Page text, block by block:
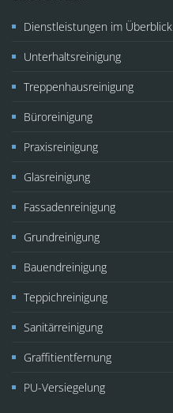
Dienstleistungen im Überblick
Unterhaltsreinigung
Treppenhausreinigung
Büroreinigung
Praxisreinigung
Glasreinigung
Fassadenreinigung
Grundreinigung
Bauendreinigung
Teppichreinigung
Sanitärreinigung
Graffitientfernung
PU-Versiegelung